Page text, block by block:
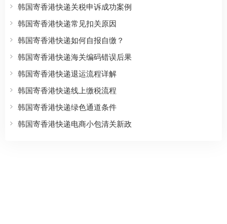
韩国寄香港快递关税申诉成功案例
韩国寄香港快递常见扣关原因
韩国寄香港快递如何自报自缴？
韩国寄香港快递海关编码错误后果
韩国寄香港快递退运流程详解
韩国寄香港快递线上缴税流程
韩国寄香港快递绿色通道条件
韩国寄香港快递电商小包清关新政